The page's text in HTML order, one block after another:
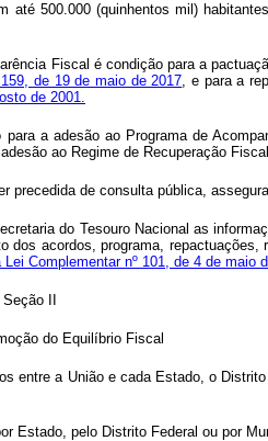
500.000 (quinhentos mil)
Fiscal é condição para a
de 19 de maio de 2017, e para a
de 2001.
a adesão ao Programa de
ao Regime de Recuperação
precedida de consulta pública,
do Tesouro Nacional as
dos acordos, programa,
Lei Complementar nº 101, de 4 de maio
Seção II
do Equilíbrio Fiscal
a União e cada Estado, o
pelo Distrito Federal ou por